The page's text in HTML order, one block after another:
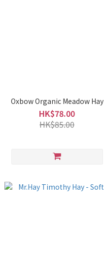
Oxbow Organic Meadow Hay
HK$78.00
HK$85.00